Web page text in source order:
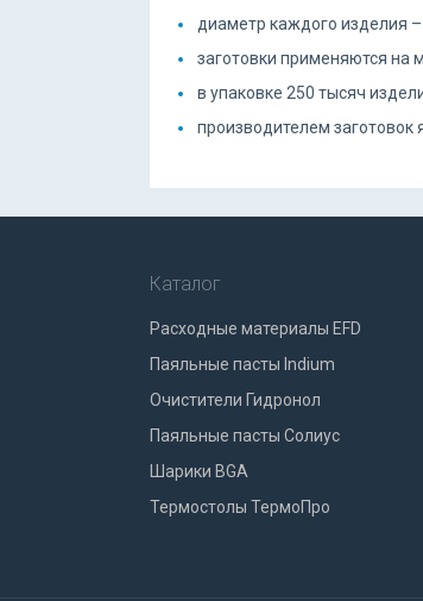
диаметр каждого изделия
заготовки применяются на
в упаковке 250 тысяч
производителем заготовок
Каталог
Расходные материалы EFD
Паяльные пасты Indium
Очистители Гидронол
Паяльные пасты Солиус
Шарики BGA
Термостолы ТермоПро